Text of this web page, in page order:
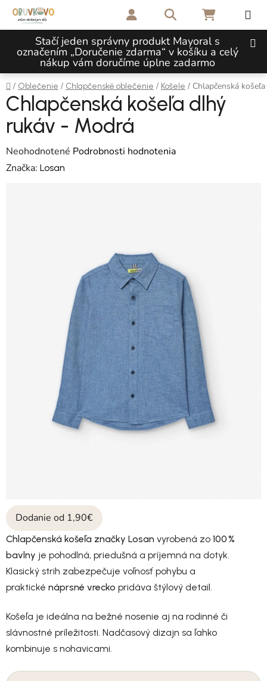
Prejsť na obsah
Stačí jeden správny produkt Mayoral s
označením „Doručenie zdarma“ v košíku a celý
nákup vám doručíme úplne zadarmo
Hľadať NÁKUPNÝ
Domov
/ Oblečenie / Chlapčenské oblečenie / Košele / Chlapčenská
Dodanie od 1,90€
Chlapčenská košeľa značky Losan vyrobená zo 100 %
bavlny je pohodlná, priedušná a príjemná na dotyk.
Klasický strih zabezpečuje voľnosť pohybu a
praktické náprsné vrecko pridáva štýlový detail.
Košeľa je ideálna na bežné nosenie aj na rodinné či
slávnostné príležitosti. Nadčasový dizajn sa ľahko
kombinuje s nohavicami.
Chlapčenská košeľa dlhý
rukáv - Modrá
Priemerné hodnotenie produktu je 0,0 z 5 hviezdičiek.
Neohodnotené Podrobnosti hodnotenia
Značka: Losan